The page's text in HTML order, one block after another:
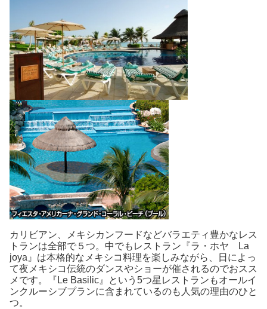
カリビアン、メキシカンフードなどバラエティ豊かなレス
トランは全部で５つ。中でもレストラン『ラ・ホヤ La
joya』は本格的なメキシコ料理を楽しみながら、日によっ
て夜メキシコ伝統のダンスやショーが催されるのでおスス
メです。『Le Basilic』という5つ星レストランもオールイ
ンクルーシブプランに含まれているのも人気の理由のひと
つ。